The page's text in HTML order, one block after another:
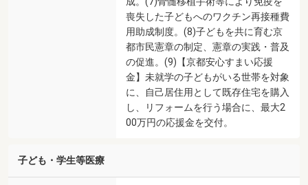
喪失した子どもへのワクチン再接種費
用助成制度。(8)子どもを共に育む京
都市民憲章の制定、憲章の実践・普及
の促進。(9)【京都安心すまい応援
金】未就学の子どもがいる世帯を対象
に、自己居住用として既存住宅を購入
し、リフォームを行う場合に、最大2
00万円の応援金を交付。
子ども・学生等医療